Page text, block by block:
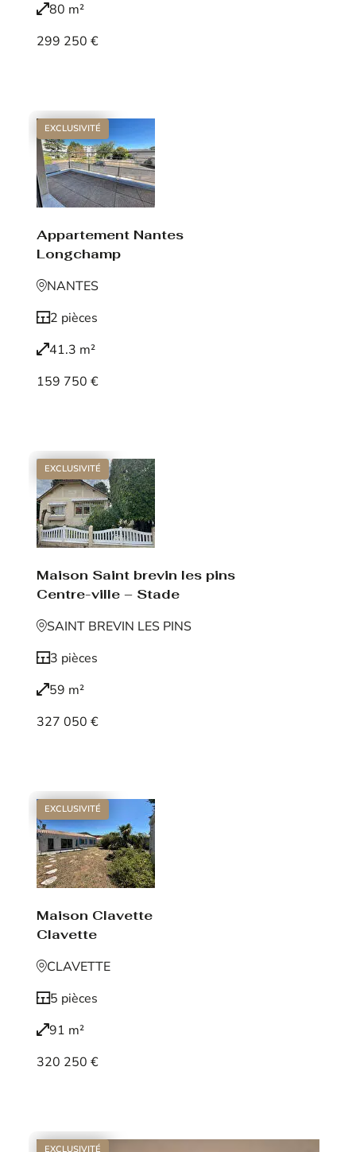
80 m²
299 250 €
EXCLUSIVITÉ
Appartement Nantes
Longchamp
NANTES
2 pièces
41.3 m²
159 750 €
EXCLUSIVITÉ
Maison Saint brevin les pins
Centre-ville – Stade
SAINT BREVIN LES PINS
3 pièces
59 m²
327 050 €
EXCLUSIVITÉ
Maison Clavette
Clavette
CLAVETTE
5 pièces
91 m²
320 250 €
EXCLUSIVITÉ